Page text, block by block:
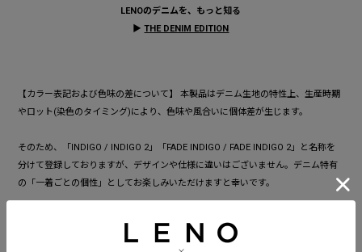
LENOのデニムを、もっと知る
▶THE DENIM EDITION
【カラー表記および色味の差について】 本製品はデニム生地の特性上、生産時期
やロット(染色のタイミング)により、色味や風合いに個体差が生じます。
そのため、「INDIGO / INDIGO 2」「FADE INDIGO / FADE INDIGO 2」と名称を
分けて登録しておりますが、デザインや仕様に違いはございません。デニム特有
の「一着ごとの個性」としてお楽しみいただけますと幸いです。